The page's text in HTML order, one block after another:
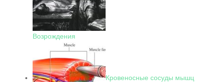
Возрождения
Кровеносные сосуды мышц